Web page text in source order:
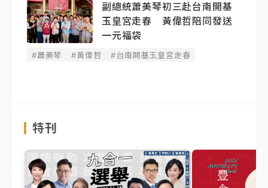
副總統蕭美琴初三赴台南開基
玉皇宮走春 黃偉哲陪同發送
一元福袋
#蕭美琴 #黃偉哲 #台南開基玉皇宮走春
特刊